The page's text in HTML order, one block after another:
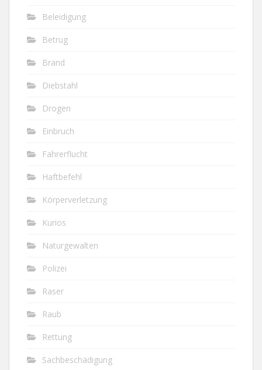
Beleidigung
Betrug
Brand
Diebstahl
Drogen
Einbruch
Fahrerflucht
Haftbefehl
Körperverletzung
Kurios
Naturgewalten
Polizei
Raser
Raub
Rettung
Sachbeschädigung